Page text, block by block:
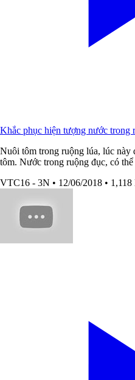
Khắc phục hiện tượng nước trong
Nuôi tôm trong ruộng lúa, lúc này
tôm. Nước trong ruộng đục, có
VTC16 - 3N • 12/06/2018 •